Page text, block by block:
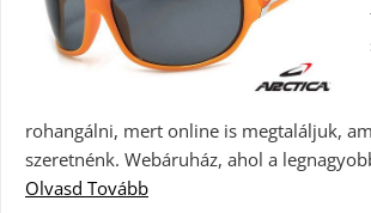
rohangálni, mert online is megtaláljuk,
szeretnénk. Webáruház, ahol a
Olvasd Tovább